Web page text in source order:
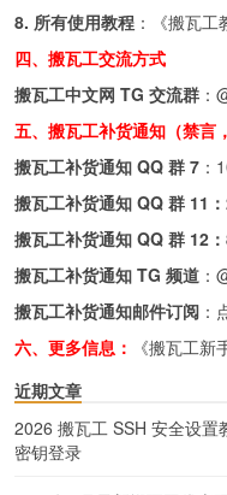
8. 所有使用教程 ：《搬瓦工
四、搬瓦工交流方式
搬瓦工中文网 TG 交流群 ：
五、搬瓦工补货通知（禁言
搬瓦工补货通知 QQ 群 7 ：
搬瓦工补货通知 QQ 群 11：
搬瓦工补货通知 QQ 群 12：
搬瓦工补货通知 TG 频道 ：
搬瓦工补货通知邮件订阅 ：
六、更多信息：
《搬瓦工新
近期文章
2026 搬瓦工 SSH 安全设置
密钥登录